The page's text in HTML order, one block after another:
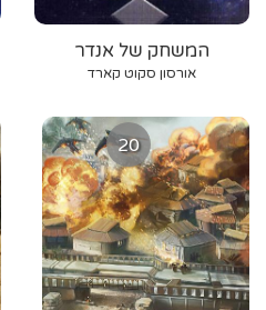
המשחק של אנדר
אורסון סקוט קארד
20